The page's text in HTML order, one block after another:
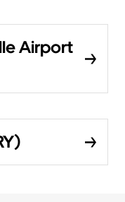
Airport